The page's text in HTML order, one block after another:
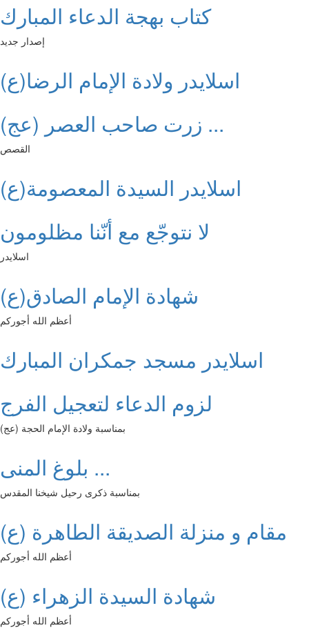
كتاب بهجة الدعاء المبارك
إصدار جديد
اسلايدر ولادة الإمام الرضا(ع)
زرت صاحب العصر (عج) ...
القصص
اسلايدر السيدة المعصومة(ع)
لا نتوجّع مع أنّنا مظلومون
اسلايدر
شهادة الإمام الصادق(ع)
أعظم الله أجوركم
اسلايدر مسجد جمكران المبارك
لزوم الدعاء لتعجيل الفرج
بمناسبة ولادة الإمام الحجة (عج)
بلوغ المنى ...
بمناسبة ذكرى رحيل شيخنا المقدس
مقام و منزلة الصديقة الطاهرة (ع)
أعظم الله أجوركم
شهادة السيدة الزهراء (ع)
أعظم الله أجوركم